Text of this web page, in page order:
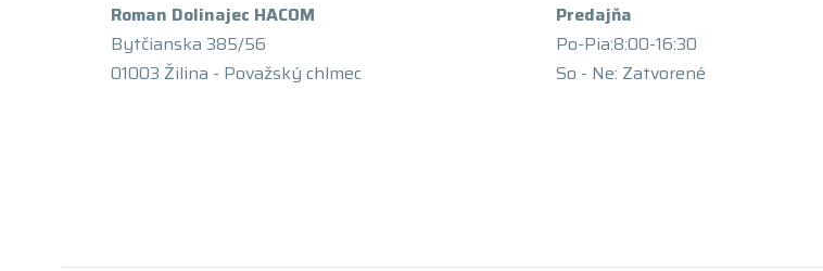
Roman Dolinajec HACOM
Bytčianska 385/56
01003 Žilina - Považský chlmec
Predajňa
Po-Pia:8:00-16:30
So - Ne: Zatvorené